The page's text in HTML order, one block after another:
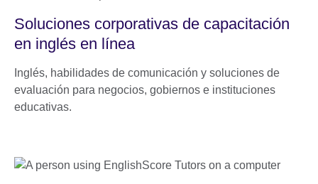
Soluciones corporativas de capacitación
en inglés en línea
Inglés, habilidades de comunicación y soluciones de
evaluación para negocios, gobiernos e instituciones
educativas.